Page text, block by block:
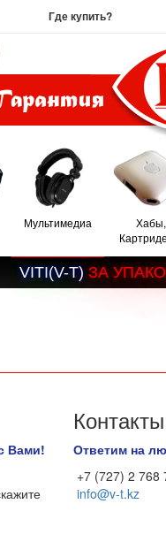
Где купить?
Мультимедиа
Хабы,
VITI(V-T) ЗА УПАКО
Вами!
Контакты
Ответим на
+7 (727) 2 768
info@v-t.kz